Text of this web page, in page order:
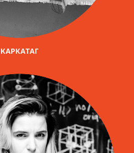
КАРКАТАГ